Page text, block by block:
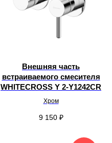
Внешняя часть
встраиваемого смесителя
WHITECROSS Y 2-Y1242CR
Хром
9 150 ₽